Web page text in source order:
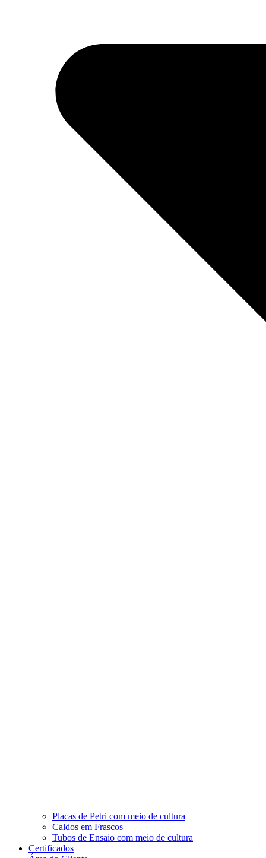
Placas de Petri com meio de cultura
Caldos em Frascos
Tubos de Ensaio com meio de cultura
Certificados